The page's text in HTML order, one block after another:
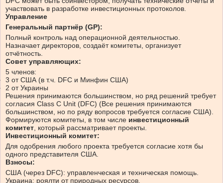
участвовать в разработке инвестиционных протоколов.
Управление
Генеральный партнёр (GP):
Полный контроль над операционной деятельностью.
Назначаетдиректоров, создаёт комитеты, организует
отчётность.
Совет управляющих:
5 членов:
3 от США (в т.ч. DFC и Минфин США)
2 от Украины
Решения принимаются большинством, но ряд решений требует
согласия Class C Unit (DFC) (Все решения принимаются
большинством, но по ряду вопросов требуется согласие США).
Формируются комитеты, в том числе инвестиционный
комитет, который рассматривает проекты.
Инвестиционный комитет:
Для одобрения любого проекта требуется согласие хотя бы
одного представителя США.
Взносы:
США (через DFC): управленческая и техническая помощь.
Украина: роялти от природных ресурсов.